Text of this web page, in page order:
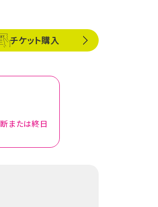
チケット購入
または終日